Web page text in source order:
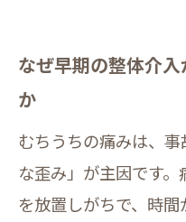
なぜ早期の整体介
か
むちうちの痛みは、
な歪み」が主因です
を放置しがちで、時